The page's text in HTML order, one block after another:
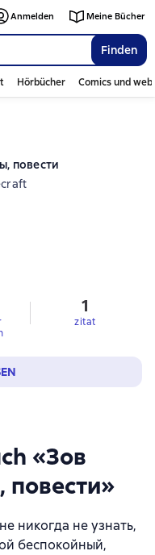
Finden
Anmelden Meine Bücher
Hörbücher Comics und
«Зов
повести»
никогда не узнать,
беспокойный,
повести
1
zitat